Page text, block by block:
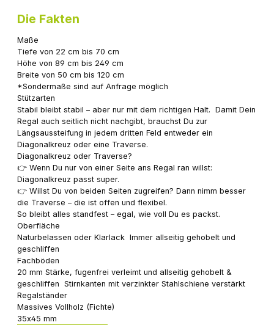
Die Fakten
Maße
Tiefe von 22 cm bis 70 cm
Höhe von 89 cm bis 249 cm
Breite von 50 cm bis 120 cm
*Sondermaße sind auf Anfrage möglich
Stützarten
Stabil bleibt stabil – aber nur mit dem richtigen Halt. Damit Dein
Regal auch seitlich nicht nachgibt, brauchst Du zur
Längsaussteifung in jedem dritten Feld entweder ein
Diagonalkreuz oder eine Traverse.
Diagonalkreuz oder Traverse?
👉 Wenn Du nur von einer Seite ans Regal ran willst:
Diagonalkreuz passt super.
👉 Willst Du von beiden Seiten zugreifen? Dann nimm besser
die Traverse – die ist offen und flexibel.
So bleibt alles standfest – egal, wie voll Du es packst.
Oberfläche
Naturbelassen oder Klarlack Immer allseitig gehobelt und
geschliffen
Fachböden
20 mm Stärke, fugenfrei verleimt und allseitig gehobelt &
geschliffen Stirnkanten mit verzinkter Stahlschiene verstärkt
Regalständer
Massives Vollholz (Fichte)
35x45 mm